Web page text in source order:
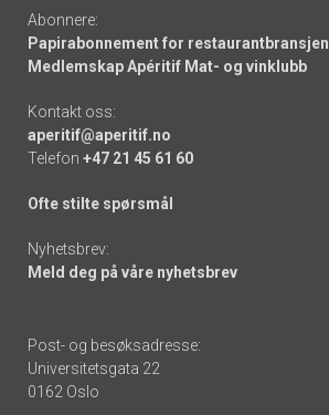
Abonnere:
Papirabonnement for restaurantbransjen
Medlemskap Apéritif Mat- og vinklubb
Kontakt oss:
aperitif@aperitif.no
Telefon +47 21 45 61 60
Ofte stilte spørsmål
Nyhetsbrev:
Meld deg på våre nyhetsbrev
Post- og besøksadresse:
Universitetsgata 22
0162 Oslo